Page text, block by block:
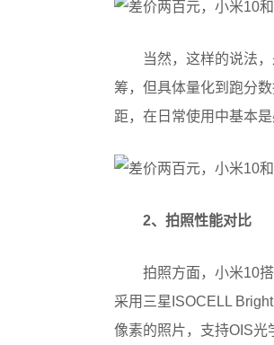
当然，这样的说法
筹，但具体量化到跑分
距，在日常使用中基本是
2、拍照性能对比
拍照方面，小米10
采用三星ISOCELL
像素的照片，支持OIS光